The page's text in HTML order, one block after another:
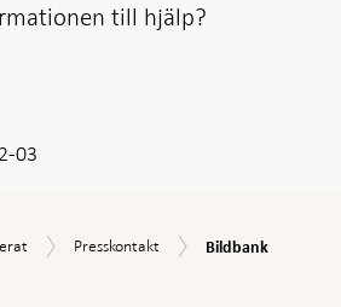
till hjälp?
03
Presskontakt
Presskontakt Bildbank
Bildbank